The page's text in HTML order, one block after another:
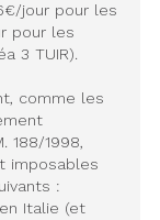
jour pour les
pour les
3 TUIR).
comme les
188/1998,
imposables
:
Italie (et